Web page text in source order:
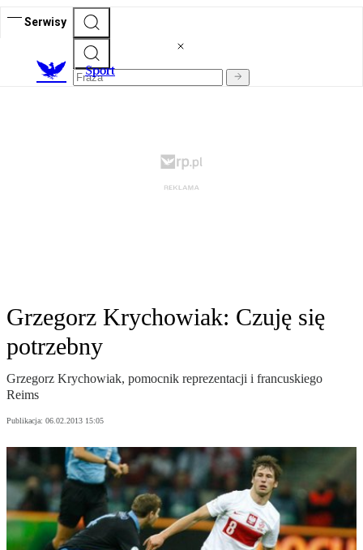
Serwisy
Sport
Grzegorz Krychowiak: Czuję się
potrzebny
Grzegorz Krychowiak, pomocnik reprezentacji i francuskiego
Reims
Publikacja: 06.02.2013 15:05